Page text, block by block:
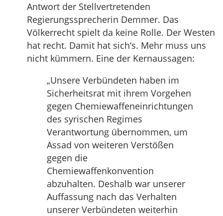
Antwort der Stellvertretenden
Regierungssprecherin Demmer. Das
Völkerrecht spielt da keine Rolle. Der Westen
hat recht. Damit hat sich‘s. Mehr muss uns
nicht kümmern. Eine der Kernaussagen:
„Unsere Verbündeten haben im
Sicherheitsrat mit ihrem Vorgehen
gegen Chemiewaffeneinrichtungen
des syrischen Regimes
Verantwortung übernommen, um
Assad von weiteren Verstößen
gegen die
Chemiewaffenkonvention
abzuhalten. Deshalb war unserer
Auffassung nach das Verhalten
unserer Verbündeten weiterhin